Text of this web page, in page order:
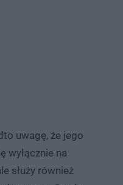
uwagę, że jego
wyłącznie na
służy również